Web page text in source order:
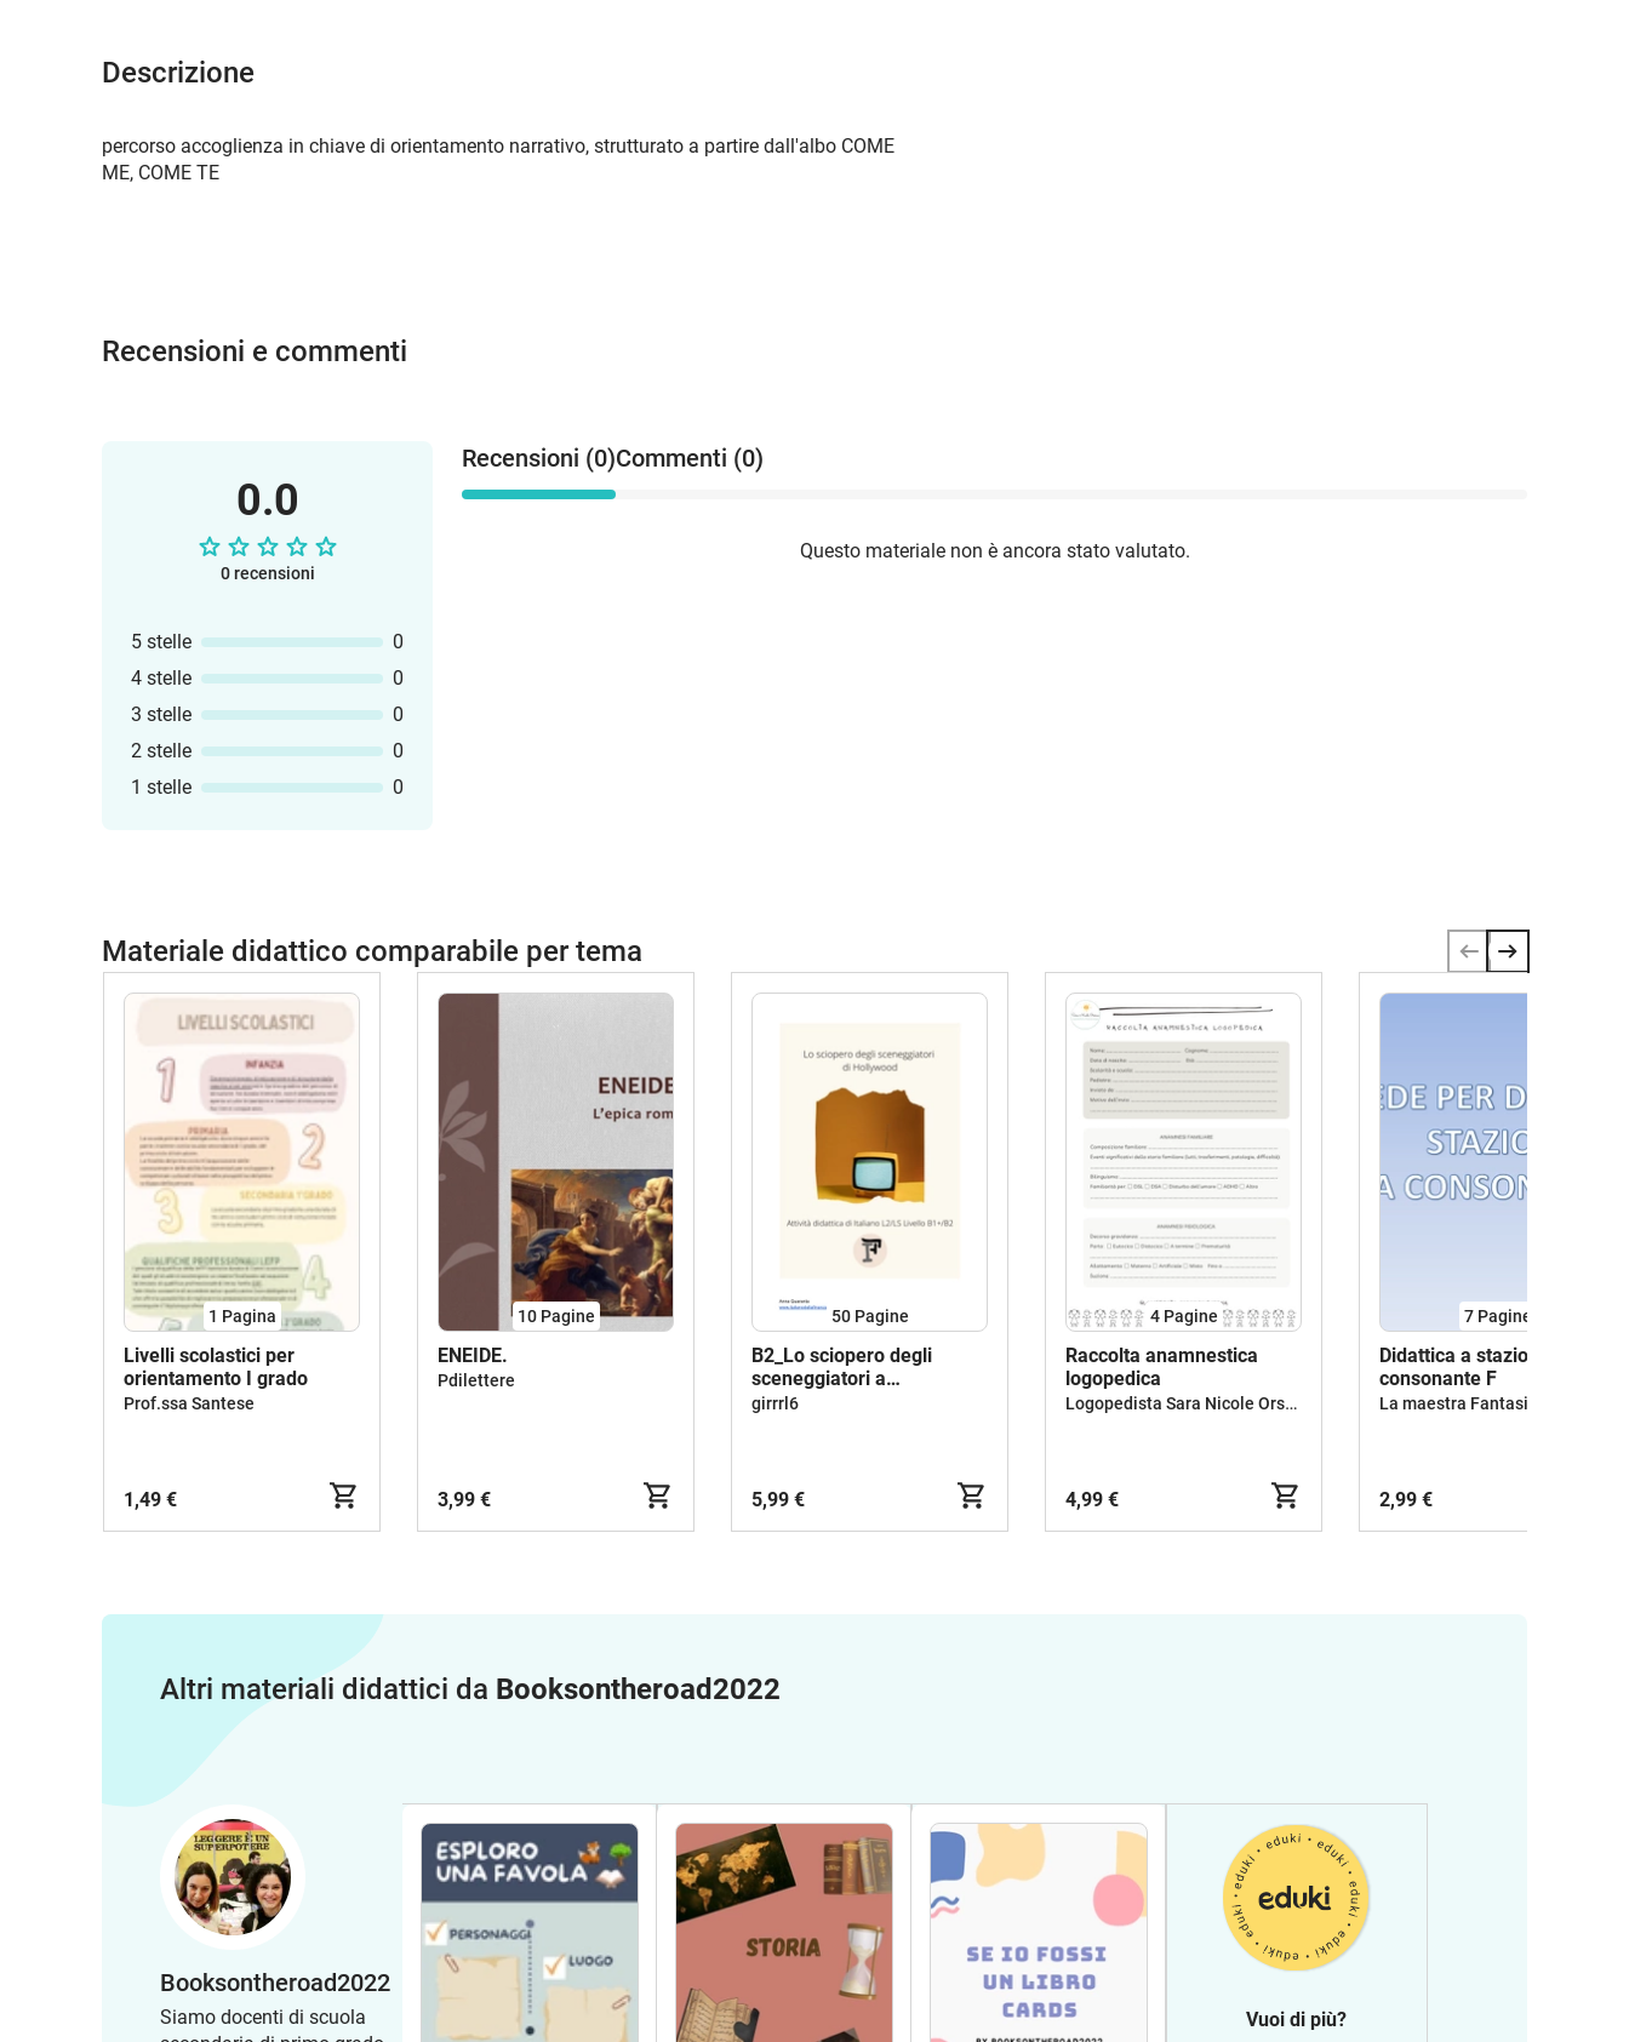
Descrizione
percorso accoglienza in chiave di orientamento narrativo, strutturato a partire dall'albo COME
ME, COME TE
Recensioni e commenti
0.0
0 recensioni
5 stelle
0
4 stelle
0
3 stelle
0
2 stelle
0
1 stelle
0
Recensioni (0)Commenti (0)
Questo materiale non è ancora stato valutato.
Materiale didattico comparabile per tema
1 Pagina
Livelli scolastici per
orientamento I grado
Prof.ssa Santese
1,49 €
10 Pagine
ENEIDE.
Pdilettere
3,99 €
50 Pagine
B2_Lo sciopero degli
sceneggiatori a
Hollywood_Italiano L2 /LS
girrrl6
5,99 €
4 Pagine
Raccolta anamnestica
logopedica
Logopedista Sara Nicole Orsina
4,99 €
7 Pagine
Didattica a stazioni- la
consonante F
La maestra Fantasia
2,99 €
Altri materiali didattici da Booksontheroad2022
Booksontheroad2022
Siamo docenti di scuola
Vuoi di più?